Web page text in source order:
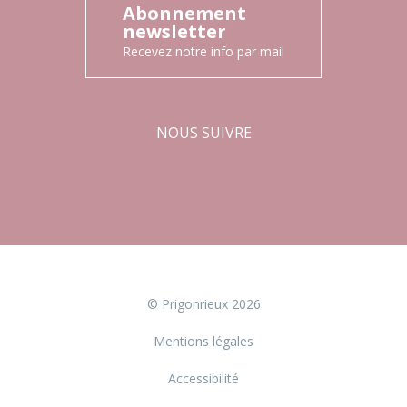
Abonnement
newsletter
Recevez notre info par mail
NOUS SUIVRE
© Prigonrieux 2026
Mentions légales
Accessibilité